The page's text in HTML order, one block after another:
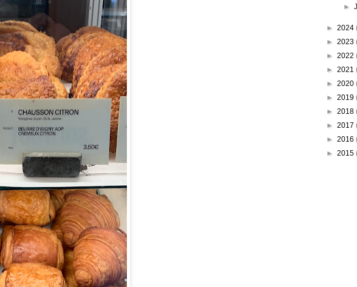
►
► 2024
► 2023
► 2022
► 2021
► 2020
► 2019
► 2018
► 2017
► 2016
► 2015